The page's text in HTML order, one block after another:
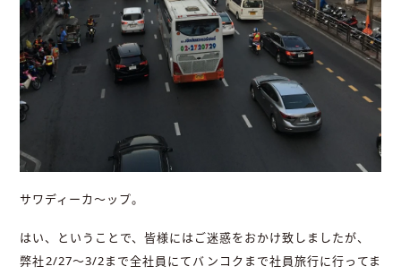
サワディーカ～ップ。
はい、ということで、皆様にはご迷惑をおかけ致しましたが、
弊社2/27～3/2まで全社員にてバンコクまで社員旅行に行ってま